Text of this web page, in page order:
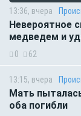
13:36, вчера
Невероятное
медведем и
0 62
13:15, вчера
Мать
оба погибли